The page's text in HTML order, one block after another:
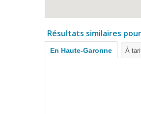
Résultats similaires
En Haute-Garonne À